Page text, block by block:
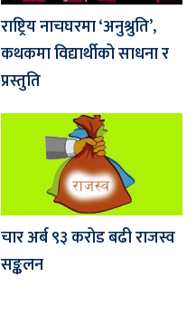
राष्ट्रिय नाचघरमा ‘अनुश्रुति’,
कथकमा विद्यार्थीको साधना र
प्रस्तुति
चार अर्ब ९३ करोड बढी राजस्व
सङ्कलन